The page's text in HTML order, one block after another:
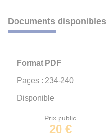
Documents disponibles
Format PDF
Pages : 234-240
Disponible
Prix public
20 €